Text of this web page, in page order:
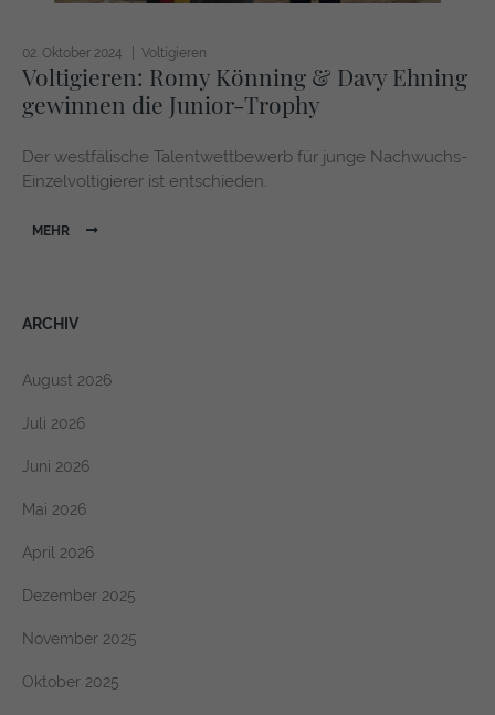
ARCHIV
August 2026
Juli 2026
Juni 2026
Mai 2026
April 2026
Dezember 2025
November 2025
Oktober 2025
02. Oktober 2024 Voltigieren
Voltigieren: Romy Könning & Davy Ehning
gewinnen die Junior-Trophy
Der westfälische Talentwettbewerb für junge Nachwuchs-
Einzelvoltigierer ist entschieden.
MEHR